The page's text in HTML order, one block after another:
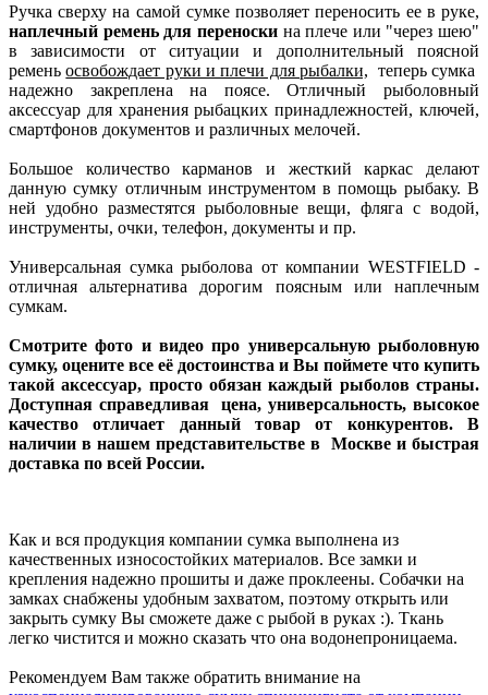
Ручка сверху на самой сумке позволяет переносить ее в руке,
наплечный ремень для переноски на плече или "через шею"
в зависимости от ситуации и дополнительный поясной
ременьосвобождает руки и плечи для рыбалки, теперь сумка
надежно закреплена на поясе. Отличный рыболовный
аксессуар для хранения рыбацких принадлежностей, ключей,
смартфонов документов и различных мелочей.
Большое количество карманов и жесткий каркас делают
данную сумку отличным инструментом в помощь рыбаку. В
ней удобно разместятся рыболовные вещи, фляга с водой,
инструменты, очки, телефон, документы и пр.
Универсальная сумка рыболова от компании WESTFIELD -
отличная альтернатива дорогим поясным или наплечным
сумкам.
Смотрите фото и видео про универсальную рыболовную
сумку, оцените все её достоинства и Вы поймете что купить
такой аксессуар, просто обязан каждый рыболов страны.
Доступная справедливая цена, универсальность, высокое
качество отличает данный товар от конкурентов. В
наличии в нашем представительстве в Москве и быстрая
доставка по всей России.
Как и вся продукция компании сумка выполнена из
качественных износостойких материалов. Все замки и
крепления надежно прошиты и даже проклеены. Собачки на
замках снабжены удобным захватом, поэтому открыть или
закрыть сумку Вы сможете даже с рыбой в руках :). Ткань
легко чистится и можно сказать что она водонепроницаема.
Рекомендуем Вам также обратить внимание на